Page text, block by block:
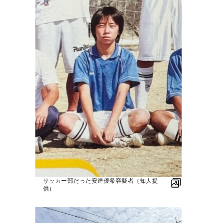
サッカー部だった安達優希容疑者（知人提
供）